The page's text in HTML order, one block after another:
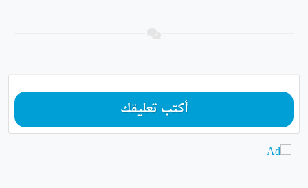
أكتب تعليقك